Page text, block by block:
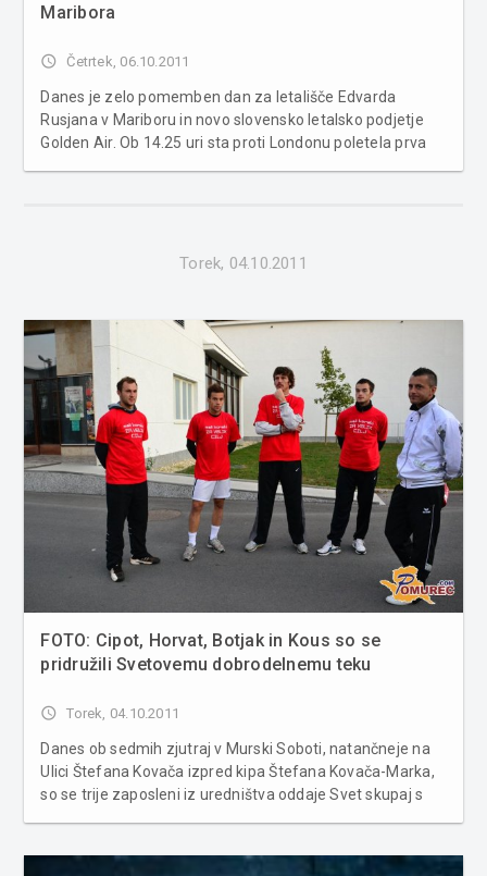
Maribora
access_time Četrtek, 06.10.2011
Danes je zelo pomemben dan za letališče Edvarda
Rusjana v Mariboru in novo slovensko letalsko podjetje
Golden Air. Ob 14.25 uri sta proti Londonu poletela prva
Torek, 04.10.2011
FOTO: Cipot, Horvat, Botjak in Kous so se
pridružili Svetovemu dobrodelnemu teku
access_time Torek, 04.10.2011
Danes ob sedmih zjutraj v Murski Soboti, natančneje na
Ulici Štefana Kovača izpred kipa Štefana Kovača-Marka,
so se trije zaposleni iz uredništva oddaje Svet skupaj s
zaposlenih s ...